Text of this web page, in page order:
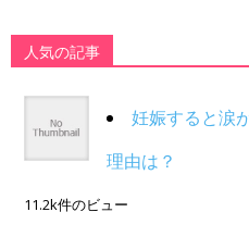
人気の記事
妊娠すると涙
理由は？
11.2k件のビュー